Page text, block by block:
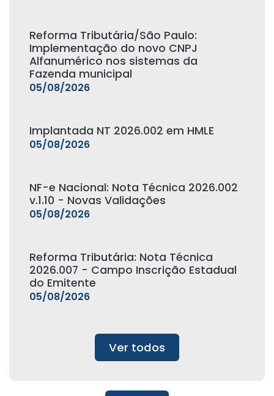
Reforma Tributária/São Paulo:
Implementação do novo CNPJ
Alfanumérico nos sistemas da
Fazenda municipal
05/08/2026
Implantada NT 2026.002 em HMLE
05/08/2026
NF-e Nacional: Nota Técnica 2026.002
v.1.10 - Novas Validações
05/08/2026
Reforma Tributária: Nota Técnica
2026.007 - Campo Inscrição Estadual
do Emitente
05/08/2026
Ver todos